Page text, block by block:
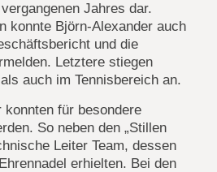
Jahres dar.
konnte Björn-Alexander auch
und die
Letztere stiegen
auch im Tennisbereich an.
für besondere
So neben den „Stillen
Leiter Team, dessen
erhielten. Bei den